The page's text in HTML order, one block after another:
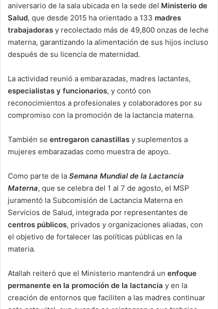
aniversario de la sala ubicada en la sede del Ministerio de
Salud, que desde 2015 ha orientado a 133 madres
trabajadoras y recolectado más de 49,800 onzas de leche
materna, garantizando la alimentación de sus hijos incluso
después de su licencia de maternidad.
La actividad reunió a embarazadas, madres lactantes,
especialistas y funcionarios, y contó con
reconocimientos a profesionales y colaboradores por su
compromiso con la promoción de la lactancia materna.
También se entregaron canastillas y suplementos a
mujeres embarazadas como muestra de apoyo.
Como parte de la Semana Mundial de la Lactancia
Materna, que se celebra del 1 al 7 de agosto, el MSP
juramentó la Subcomisión de Lactancia Materna en
Servicios de Salud, integrada por representantes de
centros públicos, privados y organizaciones aliadas, con
el objetivo de fortalecer las políticas públicas en la
materia.
Atallah reiteró que el Ministerio mantendrá un enfoque
permanente en la promoción de la lactancia y en la
creación de entornos que faciliten a las madres continuar